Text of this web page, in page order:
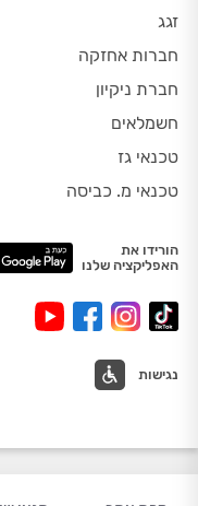
זגג
חברות אחזקה
חברת ניקיון
חשמלאים
טכנאי גז
טכנאי מ. כביסה
הורידו את
האפליקציה שלנו
נגישות